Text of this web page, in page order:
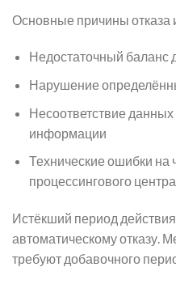
Основные причины отказа
Недостаточный баланс
Нарушение
Несоответствие данных
информации
Технические ошибки на
процессингового центра
Истёкший период
автоматическому отказу.
требуют добавочного